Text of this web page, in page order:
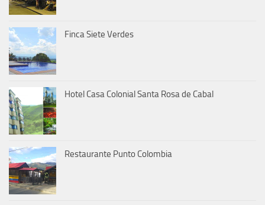
Finca Siete Verdes
Hotel Casa Colonial Santa Rosa de Cabal
Restaurante Punto Colombia